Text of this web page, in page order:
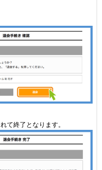
て終了となります。